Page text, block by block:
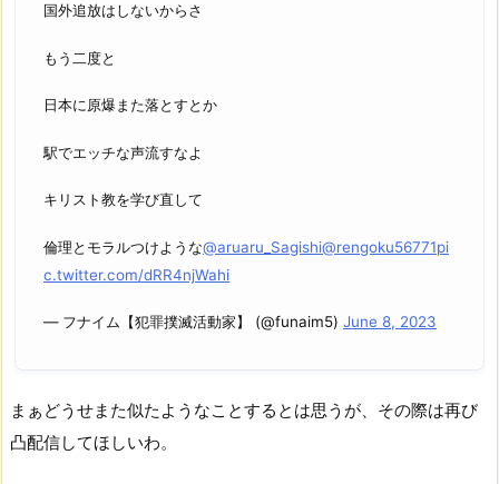
国外追放はしないからさ
もう二度と
日本に原爆また落とすとか
駅でエッチな声流すなよ
キリスト教を学び直して
倫理とモラルつけような@aruaru_Sagishi@rengoku56771pi
c.twitter.com/dRR4njWahi
— フナイム【犯罪撲滅活動家】 (@funaim5) June 8, 2023
まぁどうせまた似たようなことするとは思うが、その際は再び
凸配信してほしいわ。